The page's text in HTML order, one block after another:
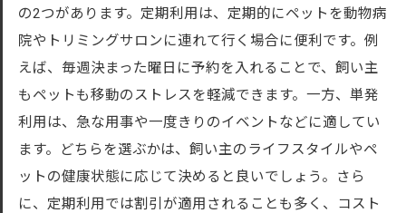
の2つがあります。定期利用は、定期的にペットを動物病
院やトリミングサロンに連れて行く場合に便利です。例
えば、毎週決まった曜日に予約を入れることで、飼い主
もペットも移動のストレスを軽減できます。一方、単発
利用は、急な用事や一度きりのイベントなどに適してい
ます。どちらを選ぶかは、飼い主のライフスタイルやペ
ットの健康状態に応じて決めると良いでしょう。さら
に、定期利用では割引が適用されることも多く、コスト